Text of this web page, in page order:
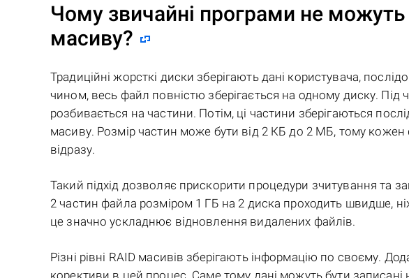
Чому звичайні програми не можуть
масиву?
Традиційні жорсткі диски зберігають дані користувача,
чином, весь файл повністю зберігається на одному диску. Під
розбивається на частини. Потім, ці частини зберігаються
масиву. Розмір частин може бути від 2 КБ до 2 МБ, тому кожен
відразу.
Такий підхід дозволяє прискорити процедури зчитування та
2 частин файла розміром 1 ГБ на 2 диска проходить швидше,
це значно ускладнює відновлення видалених файлів.
Різні рівні RAID масивів зберігають інформацію по своєму.
корективи в цей процес. Саме тому дані можуть бути